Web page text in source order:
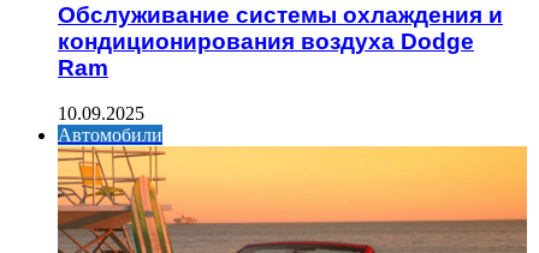
Обслуживание системы охлаждения и
кондиционирования воздуха Dodge
Ram
10.09.2025
Автомобили